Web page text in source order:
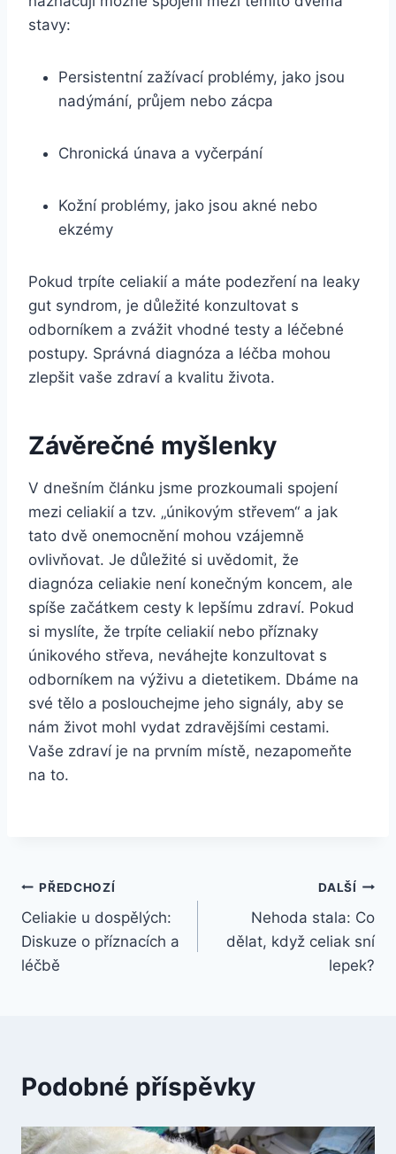
stavy:
Persistentní zažívací problémy, jako jsou
nadýmání, průjem nebo zácpa
Chronická únava a vyčerpání
Kožní problémy, jako jsou akné nebo
ekzémy
Pokud trpíte celiakií a máte podezření na leaky
gut syndrom, je důležité konzultovat s
odborníkem a zvážit vhodné testy a léčebné
postupy. Správná diagnóza a léčba mohou
zlepšit vaše zdraví a kvalitu života.
Závěrečné myšlenky
V dnešním článku jsme prozkoumali spojení
mezi celiakií a tzv. „únikovým střevem“ a jak
tato dvě onemocnění mohou vzájemně
ovlivňovat. Je důležité si uvědomit, že
diagnóza celiakie není konečným koncem, ale
spíše začátkem cesty k lepšímu zdraví. Pokud
si myslíte, že trpíte celiakií nebo příznaky
únikového střeva, neváhejte konzultovat s
odborníkem na výživu a dietetikem. Dbáme na
své tělo a poslouchejme jeho signály, aby se
nám život mohl vydat zdravějšími cestami.
Vaše zdraví je na prvním místě, nezapomeňte
na to.
Navigace
pro
příspěvek
PŘEDCHOZÍ
Celiakie u dospělých:
Diskuze o příznacích a
léčbě
DALŠÍ
Nehoda stala: Co
dělat, když celiak sní
lepek?
Podobné příspěvky